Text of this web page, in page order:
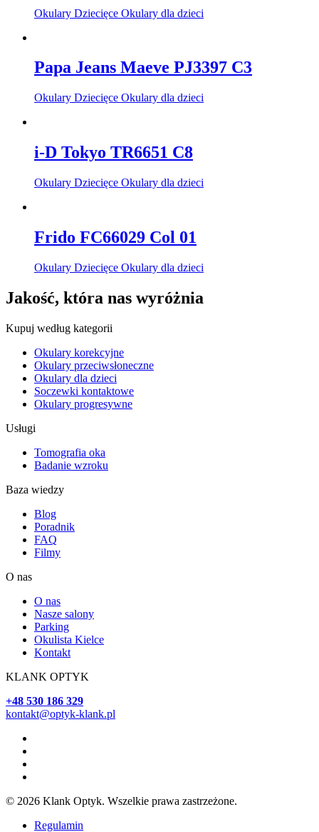
Okulary Dziecięce Okulary dla dzieci
Papa Jeans Maeve PJ3397 C3
Okulary Dziecięce Okulary dla dzieci
i-D Tokyo TR6651 C8
Okulary Dziecięce Okulary dla dzieci
Frido FC66029 Col 01
Okulary Dziecięce Okulary dla dzieci
Jakość, która nas wyróżnia
Kupuj według kategorii
Okulary korekcyjne
Okulary przeciwsłoneczne
Okulary dla dzieci
Soczewki kontaktowe
Okulary progresywne
Usługi
Tomografia oka
Badanie wzroku
Baza wiedzy
Blog
Poradnik
FAQ
Filmy
O nas
O nas
Nasze salony
Parking
Okulista Kielce
Kontakt
KLANK OPTYK
+48 530 186 329
kontakt@optyk-klank.pl
© 2026 Klank Optyk. Wszelkie prawa zastrzeżone.
Regulamin